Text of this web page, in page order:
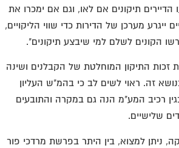
תיקונים אם לאו, וגם אם ימכרו את
מערכן של הדירות כדי שווי הליקויים,
הקונים לשלם למי שיבצע תיקונים".
זכות התיקון המוחלטת של הקבלנים ושינה
זה. ראוי לשים לב כי בהמ"ש העליון
רכיב המע"מ הנה גם במקרה והתובעים
שלישיים.
ניתן למצוא, בין היתר בפרשת מרדכי פור